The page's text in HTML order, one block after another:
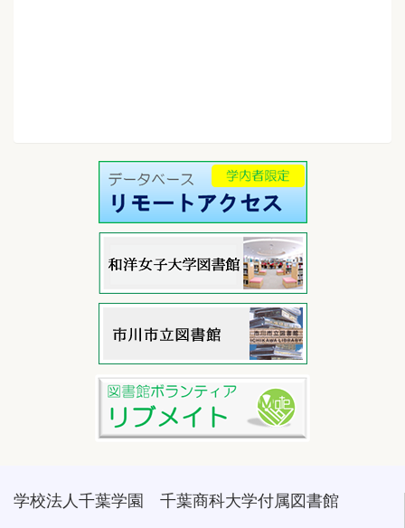
学校法人千葉学園 千葉商科大学付属図書館